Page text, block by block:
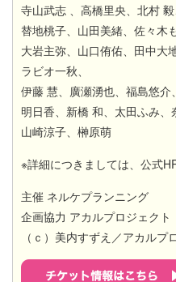
寺山武志 、高橋里央、北村
替地桃子、山田美緒、佐々木
大岩主弥、山口侑佑、田中大
ラビオ一秋、
伊藤 慧、廣瀬湧也、福島悠介
明日香、新橋 和、太田ふみ、
山崎涼子、榊原萌
※詳細につきましては、公式
主催 ネルケプランニング
企画協力 アカルプロジェクト
（ｃ）美内すずえ／アカルプ